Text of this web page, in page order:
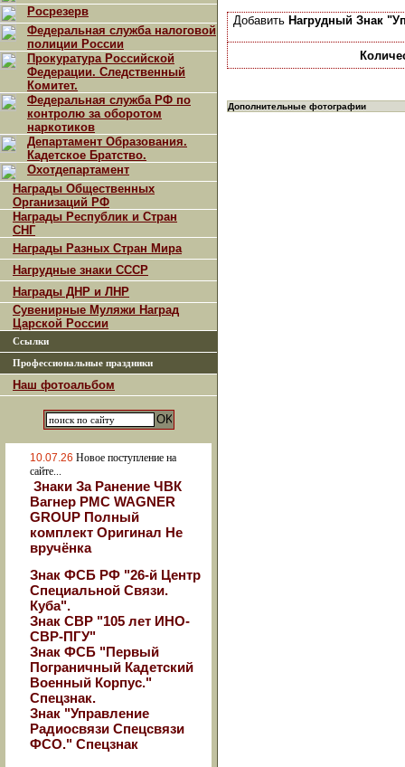
Росрезерв
Федеральная служба налоговой
полиции России
Прокуратура Российской
Федерации. Следственный
Комитет.
Федеральная служба РФ по
контролю за оборотом
наркотиков
Департамент Образования.
Кадетское Братство.
Охотдепартамент
Награды Общественных
Организаций РФ
Награды Республик и Стран
СНГ
Награды Разных Стран Мира
Нагрудные знаки СССР
Награды ДНР и ЛНР
Сувенирные Муляжи Наград
Царской России
Ссылки
Профессиональные праздники
Наш фотоальбом
10.07.26 Новое поступление на
сайте...
Знаки За Ранение ЧВК
Вагнер РМС WAGNER
GROUP Полный
комплект Оригинал Не
вручёнка
Знак ФСБ РФ "26-й Центр
Специальной Связи.
Куба".
Знак СВР "105 лет ИНО-
СВР-ПГУ"
Знак ФСБ "Первый
Пограничный Кадетский
Военный Корпус."
Спецзнак.
Знак "Управление
Радиосвязи Спецсвязи
ФСО." Спецзнак
Добавить Нагрудный Знак
Дополнительные фотографии